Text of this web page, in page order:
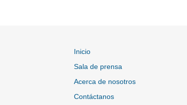
Inicio
Sala de prensa
Acerca de nosotros
Contáctanos